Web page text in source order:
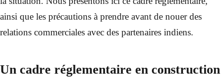
ainsi que les précautions à prendre avant de nouer des
relations commerciales avec des partenaires indiens.
Un cadre réglementaire en construction